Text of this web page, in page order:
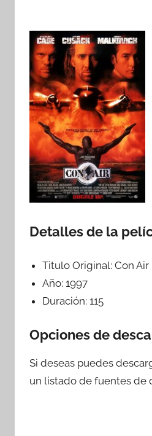
Detalles de la
Titulo Original:Con Air
Año:1997
Duración:115
Opciones de
Si deseas puedes
un listado de fuentes de